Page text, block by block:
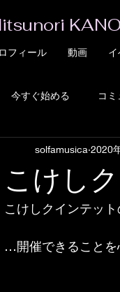
フィール 動画
今すぐ始める コ
こけし
solfamusica 2020
こけしクインテッ
…開催できることを